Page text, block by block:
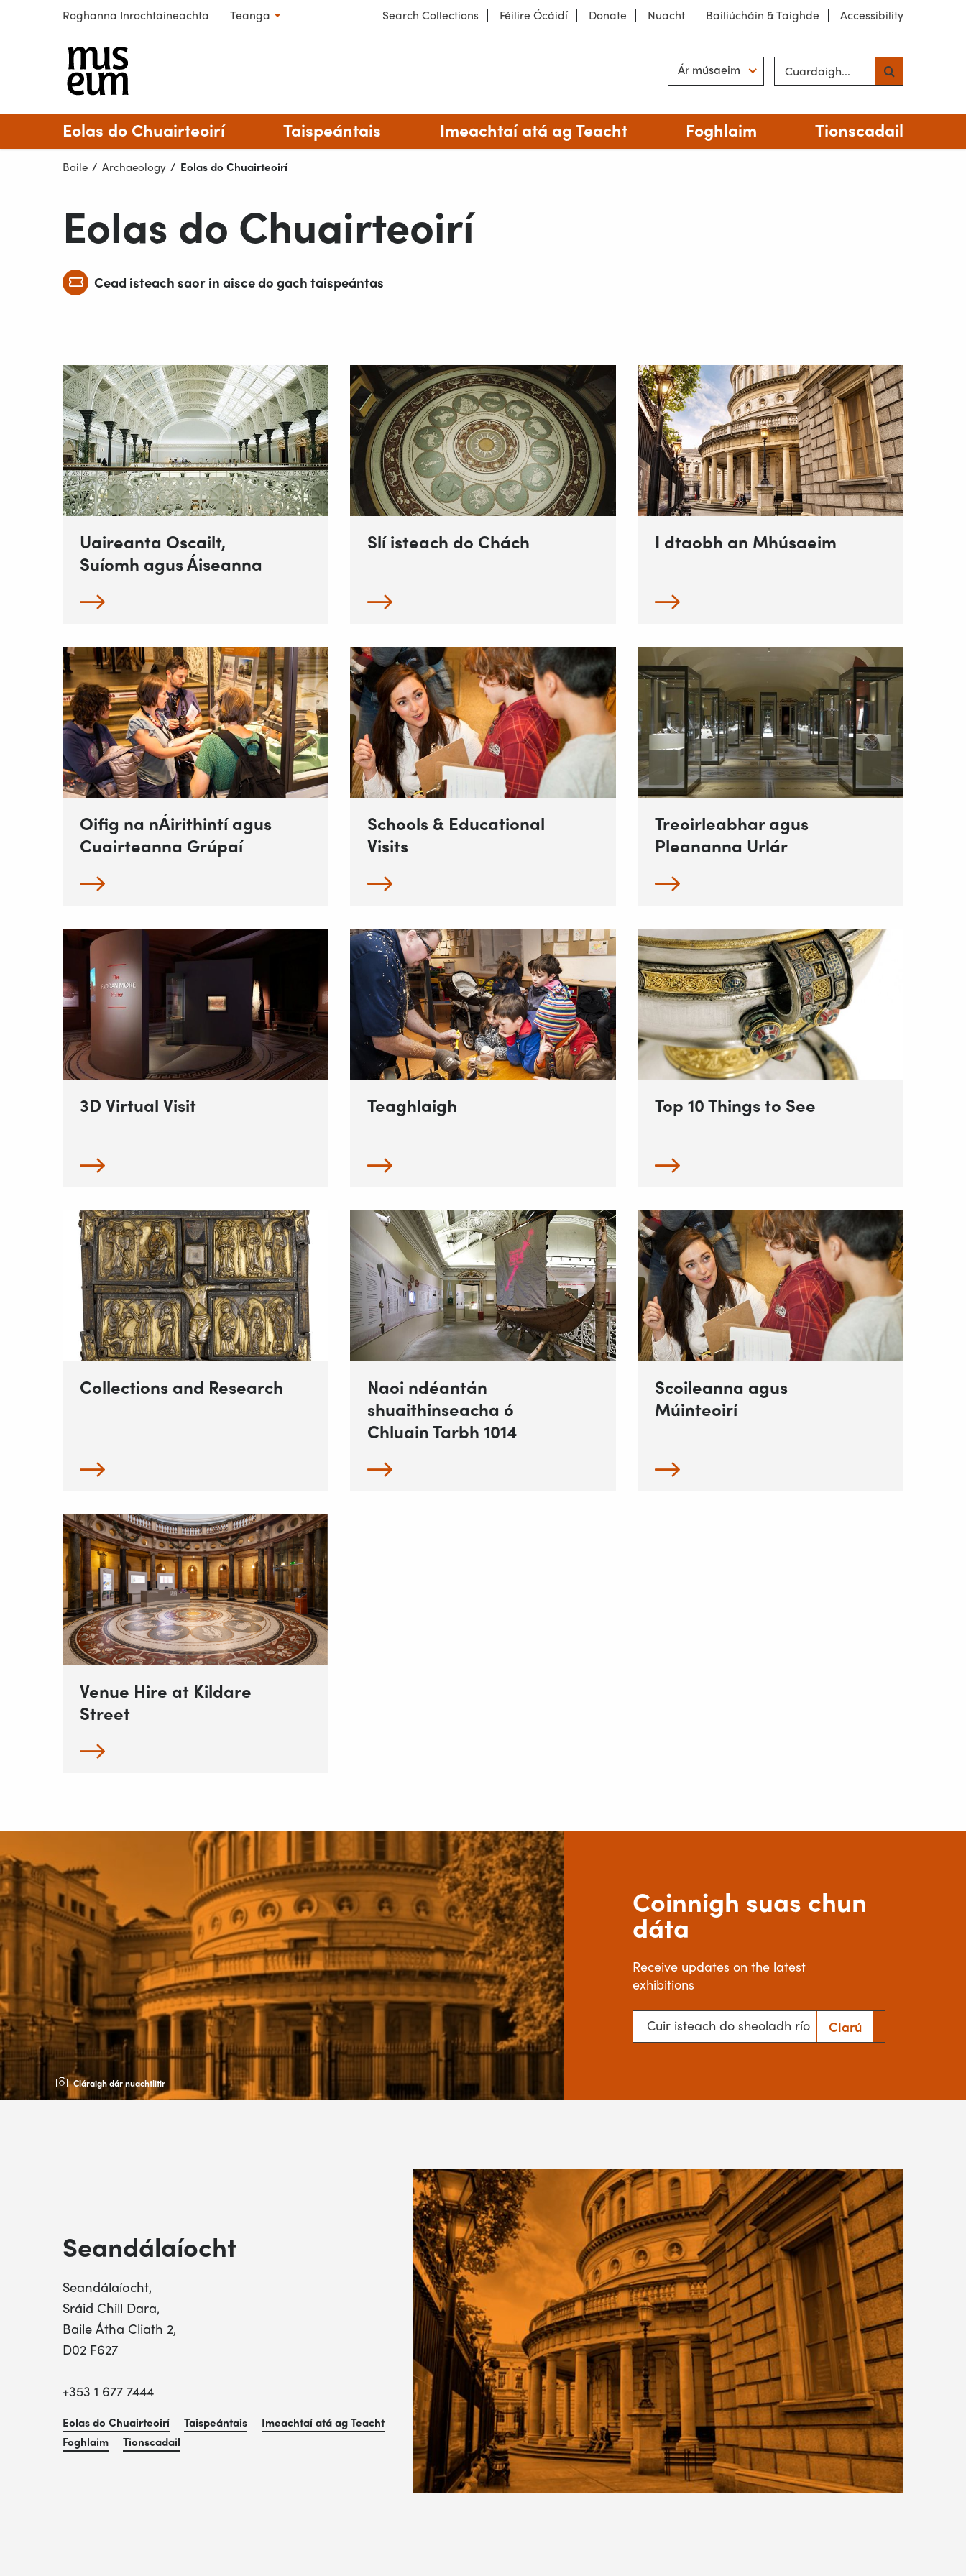
Scipeáil chuig ábharRoghanna Inrochtaineachta Roghnaigh teanga
Teanga Search Collections Féilire Ócáidí Donate Nuacht Bailiúcháin & Taighde Accessibility
Ár músaeim Cuardaigh suíomh
Hint
Eolas do Chuairteoirí Taispeántais Imeachtaí atá ag Teacht Foghlaim Tionscadail
Baile Archaeology Reatha:
Eolas do Chuairteoirí
Eolas do Chuairteoirí
Cead isteach saor in aisce do gach taispeántas
Uaireanta Oscailt,
Suíomh agus Áiseanna
Slí isteach do Chách I dtaobh an Mhúsaeim
Oifig na nÁirithintí agus
Cuairteanna Grúpaí
Schools & Educational
Visits
Treoirleabhar agus
Pleananna Urlár
3D Virtual Visit Teaghlaigh Top 10 Things to See
Collections and Research
Naoi ndéantán
shuaithinseacha ó
Chluain Tarbh 1014
Scoileanna agus
Múinteoirí
Venue Hire at Kildare
Street
Cláraigh dár nuachtlitir
Coinnigh suas chun
dáta
Receive updates on the latest
exhibitions
Cuir isteach do sheoladh ríomhphoist Clarú
Seandálaíocht
Seandálaíocht,
Sráid Chill Dara,
Baile Átha Cliath 2,
D02 F627
+353 1 677 7444
Eolas do Chuairteoirí Taispeántais
Imeachtaí atá ag Teacht
Foghlaim
Tionscadail